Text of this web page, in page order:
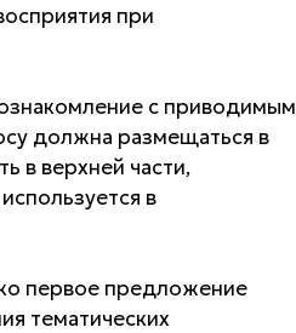
при
с приводимым
должна размещаться в
в верхней части,
в
первое предложение
тематических